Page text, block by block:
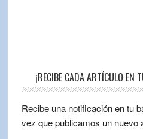
¡RECIBE CADA ARTÍCULO EN
Recibe una notificación en tu
vez que publicamos un nuevo